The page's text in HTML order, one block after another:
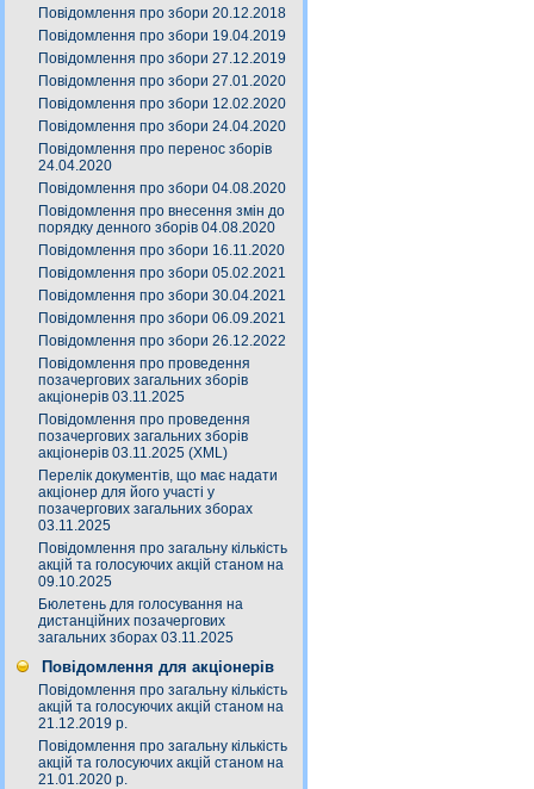
Повідомлення про збори 20.12.2018
Повідомлення про збори 19.04.2019
Повідомлення про збори 27.12.2019
Повідомлення про збори 27.01.2020
Повідомлення про збори 12.02.2020
Повідомлення про збори 24.04.2020
Повідомлення про перенос зборів
24.04.2020
Повідомлення про збори 04.08.2020
Повідомлення про внесення змін до
порядку денного зборів 04.08.2020
Повідомлення про збори 16.11.2020
Повідомлення про збори 05.02.2021
Повідомлення про збори 30.04.2021
Повідомлення про збори 06.09.2021
Повідомлення про збори 26.12.2022
Повідомлення про проведення
позачергових загальних зборів
акціонерів 03.11.2025
Повідомлення про проведення
позачергових загальних зборів
акціонерів 03.11.2025 (XML)
Перелік документів, що має надати
акціонер для його участі у
позачергових загальних зборах
03.11.2025
Повідомлення про загальну кількість
акцій та голосуючих акцій станом на
09.10.2025
Бюлетень для голосування на
дистанційних позачергових
загальних зборах 03.11.2025
Повідомлення для акціонерів
Повідомлення про загальну кількість
акцій та голосуючих акцій станом на
21.12.2019 р.
Повідомлення про загальну кількість
акцій та голосуючих акцій станом на
21.01.2020 р.